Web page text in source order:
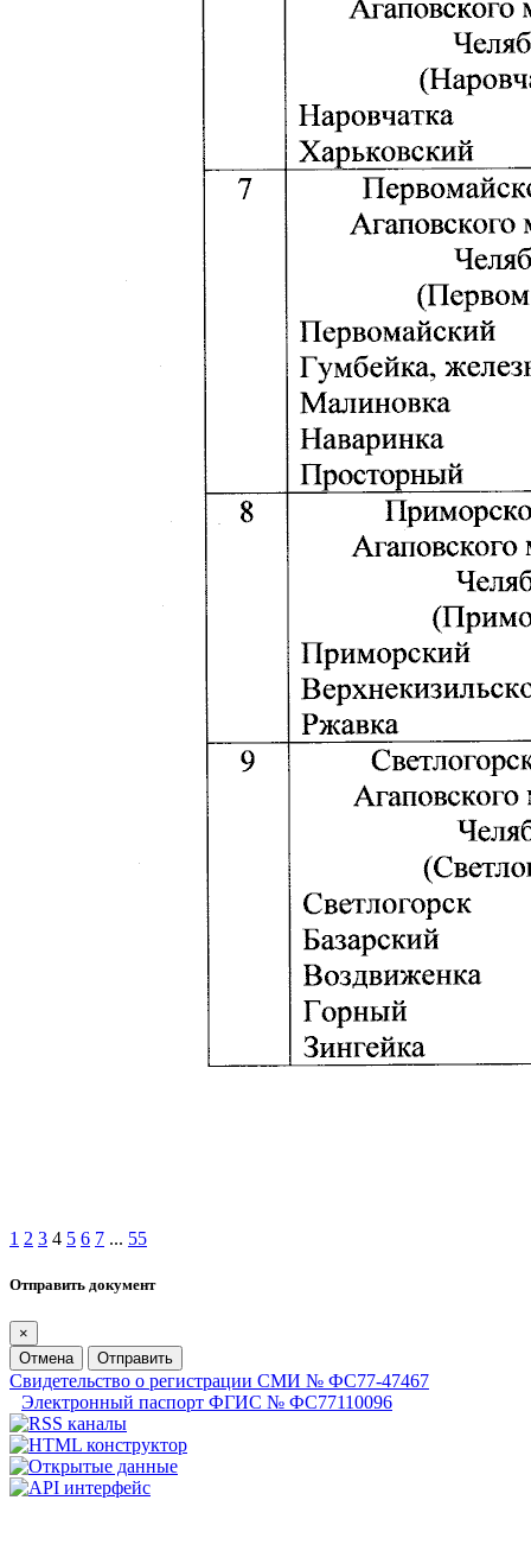
1 2 3 4 5 6 7 ... 55
Отправить документ
×
Отмена
Отправить
Свидетельство о регистрации СМИ № ФС77-47467
Электронный паспорт ФГИС № ФС77110096